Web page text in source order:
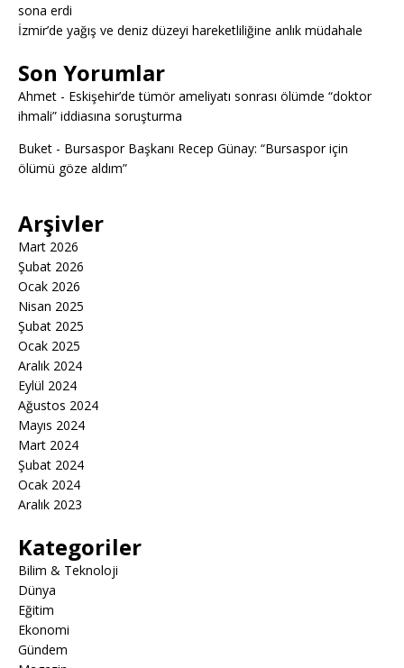
sona erdi
İzmir’de yağış ve deniz düzeyi hareketliliğine anlık müdahale
Son Yorumlar
Ahmet - Eskişehir’de tümör ameliyatı sonrası ölümde “doktor
ihmali” iddiasına soruşturma
Buket - Bursaspor Başkanı Recep Günay: “Bursaspor için
ölümü göze aldım”
Arşivler
Mart 2026
Şubat 2026
Ocak 2026
Nisan 2025
Şubat 2025
Ocak 2025
Aralık 2024
Eylül 2024
Ağustos 2024
Mayıs 2024
Mart 2024
Şubat 2024
Ocak 2024
Aralık 2023
Kategoriler
Bilim & Teknoloji
Dünya
Eğitim
Ekonomi
Gündem